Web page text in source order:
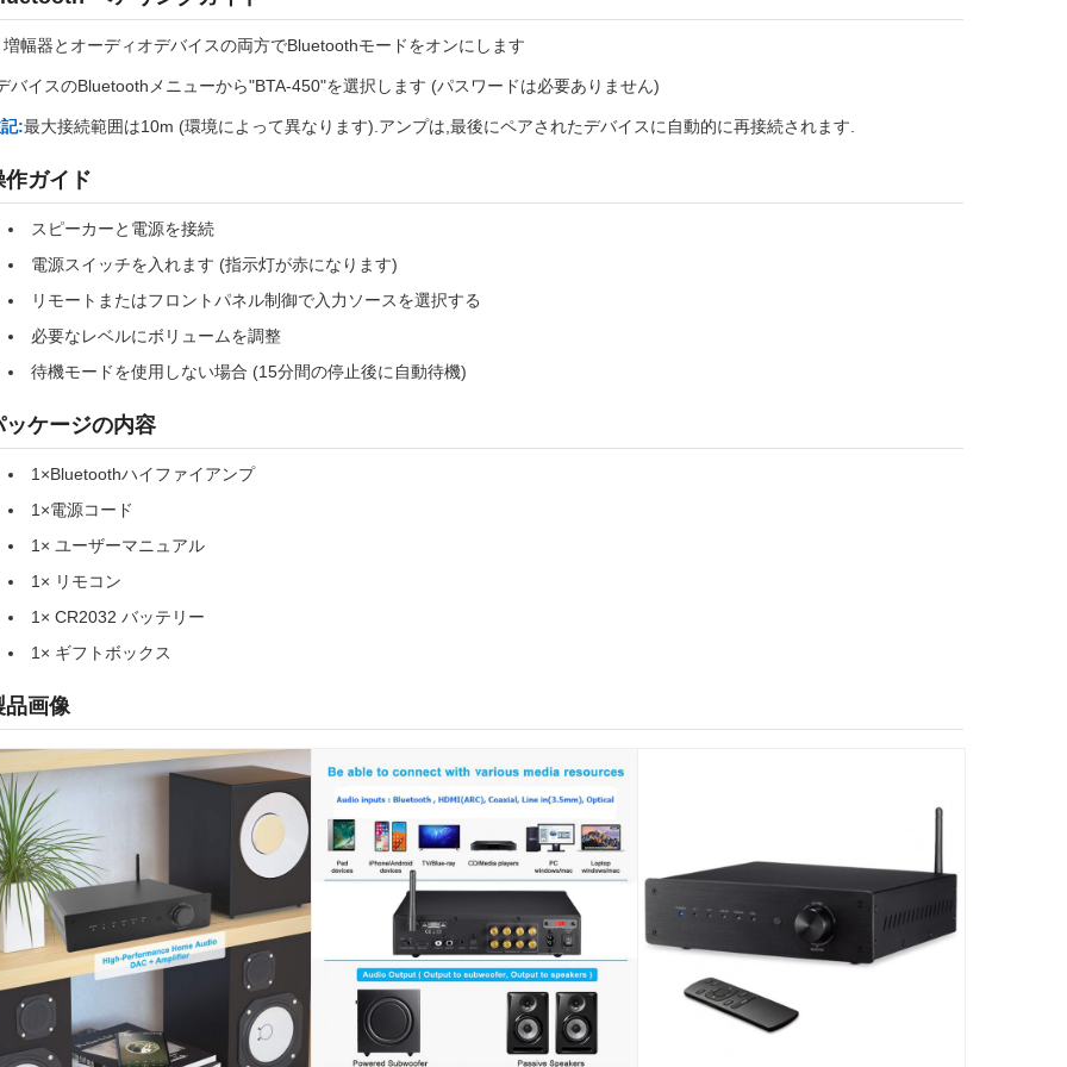
増幅器とオーディオデバイスの両方でBluetoothモードをオンにします
バイスのBluetoothメニューから"BTA-450"を選択します (パスワードは必要ありません)
:最大接続範囲は10m (環境によって異なります).アンプは,最後にペアされたデバイスに自動的に再接続されます.
作ガイド
スピーカーと電源を接続
電源スイッチを入れます (指示灯が赤になります)
リモートまたはフロントパネル制御で入力ソースを選択する
必要なレベルにボリュームを調整
待機モードを使用しない場合 (15分間の停止後に自動待機)
ッケージの内容
1×Bluetoothハイファイアンプ
1×電源コード
1× ユーザーマニュアル
1× リモコン
1× CR2032 バッテリー
1× ギフトボックス
品画像